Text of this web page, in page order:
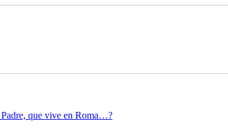
Padre, que vive en Roma…?